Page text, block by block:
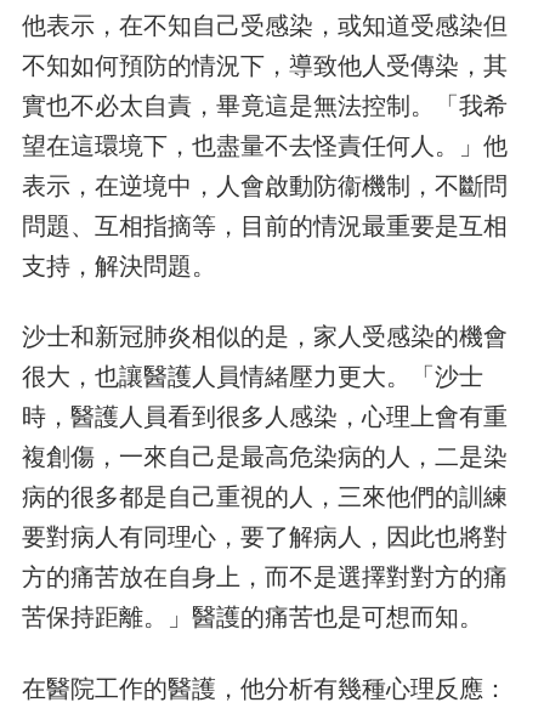
他表示，在不知自己受感染，或知道受感染但
不知如何預防的情況下，導致他人受傳染，其
實也不必太自責，畢竟這是無法控制。「我希
望在這環境下，也盡量不去怪責任何人。」他
表示，在逆境中，人會啟動防衞機制，不斷問
問題、互相指摘等，目前的情況最重要是互相
支持，解決問題。
沙士和新冠肺炎相似的是，家人受感染的機會
很大，也讓醫護人員情緒壓力更大。「沙士
時，醫護人員看到很多人感染，心理上會有重
複創傷，一來自己是最高危染病的人，二是染
病的很多都是自己重視的人，三來他們的訓練
要對病人有同理心，要了解病人，因此也將對
方的痛苦放在自身上，而不是選擇對對方的痛
苦保持距離。」醫護的痛苦也是可想而知。
在醫院工作的醫護，他分析有幾種心理反應：